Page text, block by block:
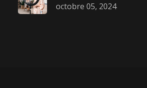
octobre 05, 2024